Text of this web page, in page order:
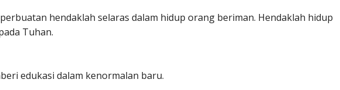
hendaklah selaras dalam hidup orang beriman. Hendaklah hidup
Tuhan.
edukasi dalam kenormalan baru.